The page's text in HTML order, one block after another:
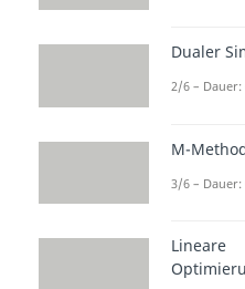
Mit dem
Dualer
2/6 – Dauer:
M-
3/6 – Dauer:
Lineare